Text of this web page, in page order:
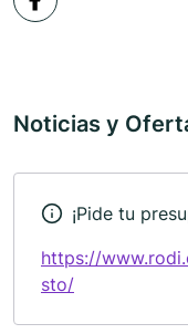
Noticias y
¡Pide tu
https://
sto/